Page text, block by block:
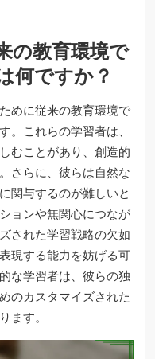
の教育環境で
何ですか？
めに従来の教育環境で
。これらの学習者は、
むことがあり、創造的
さらに、彼らは自然な
関与するのが難しいと
ョンや無関心につなが
された学習戦略の欠如
現する能力を妨げる可
な学習者は、彼らの独
のカスタマイズされた
ます。